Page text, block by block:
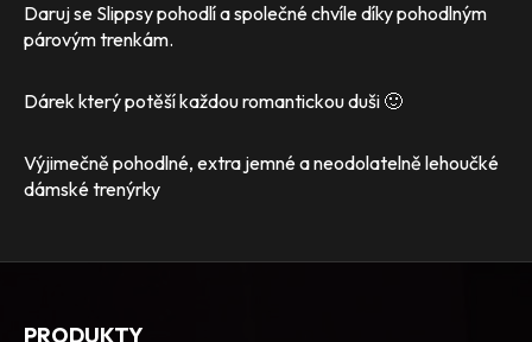
Daruj se Slippsy pohodlí a společné chvíle díky pohodlným
párovým trenkám.
Dárek který potěší každou romantickou duši 🙂
Výjimečně pohodlné, extra jemné a neodolatelně lehoučké
dámské trenýrky
PRODUKTY